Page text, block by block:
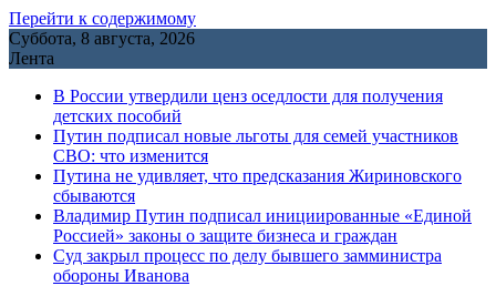
Перейти к содержимому
Суббота, 8 августа, 2026
Лента
В России утвердили ценз оседлости для получения
детских пособий
Путин подписал новые льготы для семей участников
СВО: что изменится
Путина не удивляет, что предсказания Жириновского
сбываются
Владимир Путин подписал инициированные «Единой
Россией» законы о защите бизнеса и граждан
Cуд закрыл процесс по делу бывшего замминистра
обороны Иванова